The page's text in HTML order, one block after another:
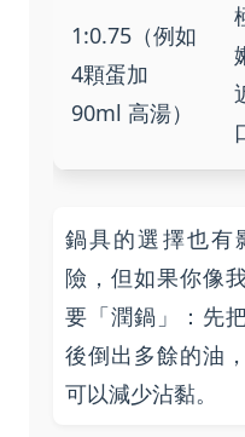
1:0.75（例如
4顆蛋加
90ml 高湯）
鍋具的選擇也有
險，但如果你像
要「潤鍋」：先
後倒出多餘的油
可以減少沾黏。